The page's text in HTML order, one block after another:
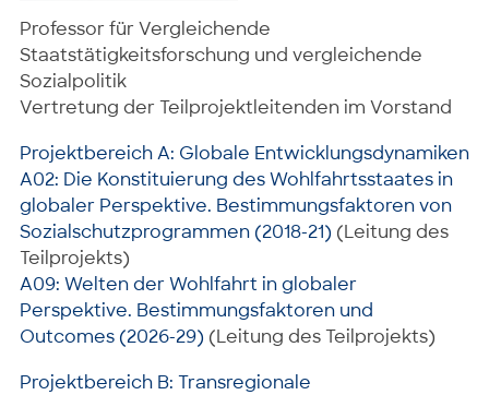
Professor für Vergleichende
Staatstätigkeitsforschung und vergleichende
Sozialpolitik
Vertretung der Teilprojektleitenden im Vorstand
Projektbereich A: Globale Entwicklungsdynamiken
A02: Die Konstituierung des Wohlfahrtsstaates in
globaler Perspektive. Bestimmungsfaktoren von
Sozialschutzprogrammen (2018-21) (Leitung des
Teilprojekts)
A09: Welten der Wohlfahrt in globaler
Perspektive. Bestimmungsfaktoren und
Outcomes (2026-29) (Leitung des Teilprojekts)
Projektbereich B: Transregionale